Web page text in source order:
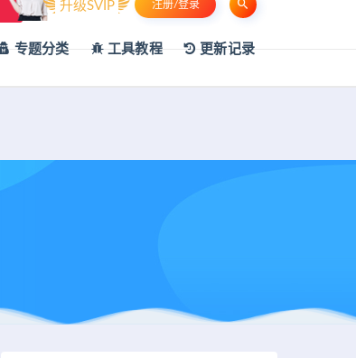
热门标签 资源专题 资源存档
升级SVIP 注册/登录
专题分类 工具教程 更新记录